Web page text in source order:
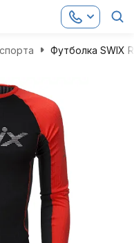
Футболка SWIX